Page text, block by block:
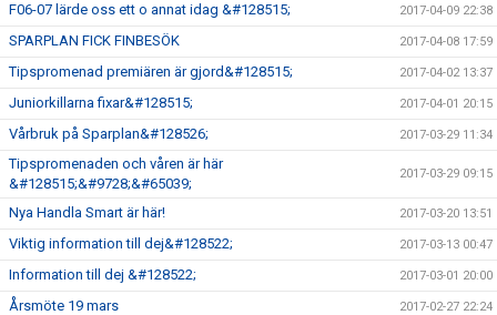
F06-07 lärde oss ett o annat idag &#128515; 2017-04-09 22:38
SPARPLAN FICK FINBESÖK 2017-04-08 17:59
Tipspromenad premiären är gjord&#128515; 2017-04-02 13:37
Juniorkillarna fixar&#128515; 2017-04-01 20:15
Vårbruk på Sparplan&#128526; 2017-03-29 11:34
Tipspromenaden och våren är här
&#128515;&#9728;&#65039;
2017-03-29 09:15
Nya Handla Smart är här! 2017-03-20 13:51
Viktig information till dej&#128522; 2017-03-13 00:47
Information till dej &#128522; 2017-03-01 20:00
Årsmöte 19 mars 2017-02-27 22:24